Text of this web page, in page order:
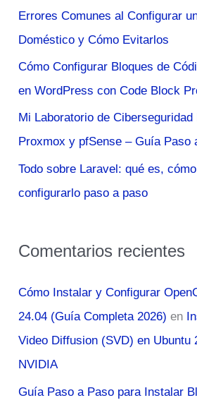
p
o
r
:
Errores Comunes al Configurar
Doméstico y Cómo Evitarlos
Cómo Configurar Bloques de
en WordPress con Code Block
Mi Laboratorio de
Proxmox y pfSense – Guía Paso
Todo sobre Laravel: qué es,
configurarlo paso a paso
Comentarios recientes
Cómo Instalar y Configurar
24.04 (Guía Completa 2026) en
Video Diffusion (SVD) en Ubuntu
NVIDIA
Guía Paso a Paso para Instalar